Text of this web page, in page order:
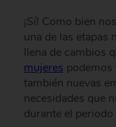
¡Sí! Como bien
una de las etapas
llena de cambios
mujeres
también nuevas
necesidades que
durante el